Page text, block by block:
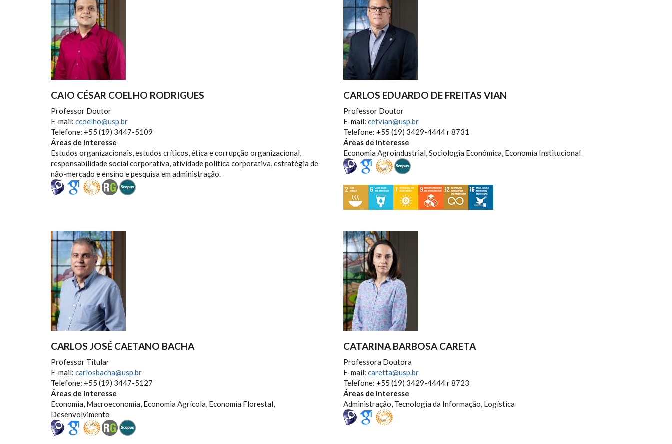
CAIO CÉSAR COELHO RODRIGUES
Professor Doutor
E-mail: ccoelho@usp.br
Telefone: +55 (19) 3447-5109
Áreas de interesse
Estudos organizacionais, estudos críticos, ética e corrupção organizacional,
responsabilidade social corporativa, atividade política corporativa, estratégia de
não-mercado e ensino e pesquisa em administração.
CARLOS EDUARDO DE FREITAS VIAN
Professor Doutor
E-mail: cefvian@usp.br
Telefone: +55 (19) 3429-4444 r 8731
Áreas de interesse
Economia Agroindustrial, Sociologia Econômica, Economia Institucional
CARLOS JOSÉ CAETANO BACHA
Professor Titular
E-mail: carlosbacha@usp.br
Telefone: +55 (19) 3447-5127
Áreas de interesse
Economia, Macroeconomia, Economia Agrícola, Economia Florestal,
Desenvolvimento
CATARINA BARBOSA CARETA
Professora Doutora
E-mail: caretta@usp.br
Telefone: +55 (19) 3429-4444 r 8723
Áreas de interesse
Administração, Tecnologia da Informação, Logística